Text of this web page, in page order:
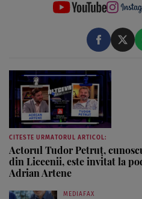
CITESTE URMATORUL ARTICOL:
Actorul Tudor Petruț,
din Liceenii, este invitat la
Adrian Artene
MEDIAFAX